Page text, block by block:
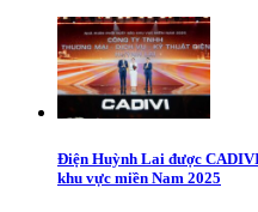
Điện Huỳnh Lai được
khu vực miền Nam 2025